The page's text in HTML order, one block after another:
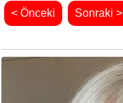
< Önceki Sonraki >